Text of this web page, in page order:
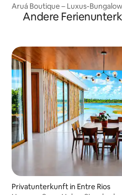
Aruá Boutique – Luxus-
Andere
Privatunterkunft in Entre Rios